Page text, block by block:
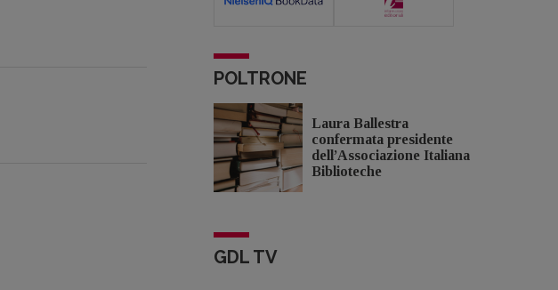
POLTRONE
Laura Ballestra
confermata presidente
dell’Associazione Italiana
Biblioteche
GDL TV